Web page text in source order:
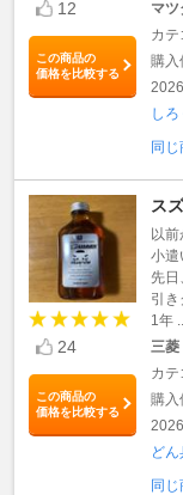
12
この商品の
価格を比較する
マ
カテ
購入
し
同
24
この商品の
価格を比較する
ス
以
小遣
先
引き
1年 ...
三菱
カテ
購入
ど
同